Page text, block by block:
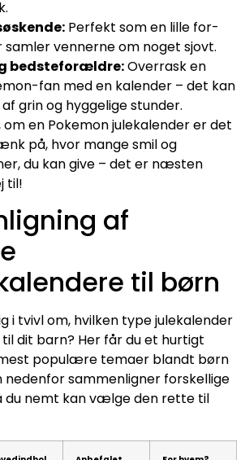
Perfekt som en lille for-
samler vennerne om noget sjovt.
bedsteforældre:Overrask en
fan med en kalender – det kan
grin og hyggelige stunder.
om en Pokemon julekalender er det
på, hvor mange smil og
du kan give – det er næsten
til!
af
til børn
i tvivl om, hvilken type julekalender
dit barn? Her får du et hurtigt
populære temaer blandt børn
nedenfor sammenligner forskellige
du nemt kan vælge den rette til